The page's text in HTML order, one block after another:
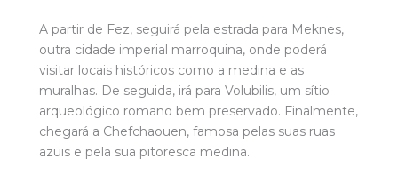
A partir de Fez, seguirá pela estrada para Meknes,
outra cidade imperial marroquina, onde poderá
visitar locais históricos como a medina e as
muralhas. De seguida, irá para Volubilis, um sítio
arqueológico romano bem preservado. Finalmente,
chegará a Chefchaouen, famosa pelas suas ruas
azuis e pela sua pitoresca medina.